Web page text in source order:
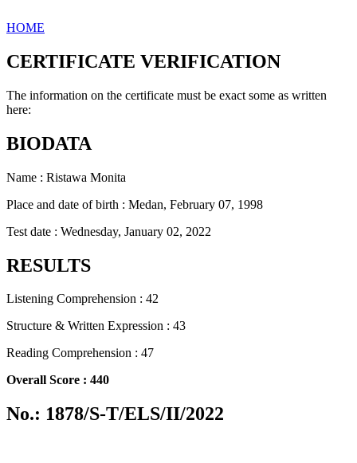
HOME
CERTIFICATE VERIFICATION
The information on the certificate must be exact some as written
here:
BIODATA
Name : Ristawa Monita
Place and date of birth : Medan, February 07, 1998
Test date : Wednesday, January 02, 2022
RESULTS
Listening Comprehension : 42
Structure & Written Expression : 43
Reading Comprehension : 47
Overall Score : 440
No.: 1878/S-T/ELS/II/2022